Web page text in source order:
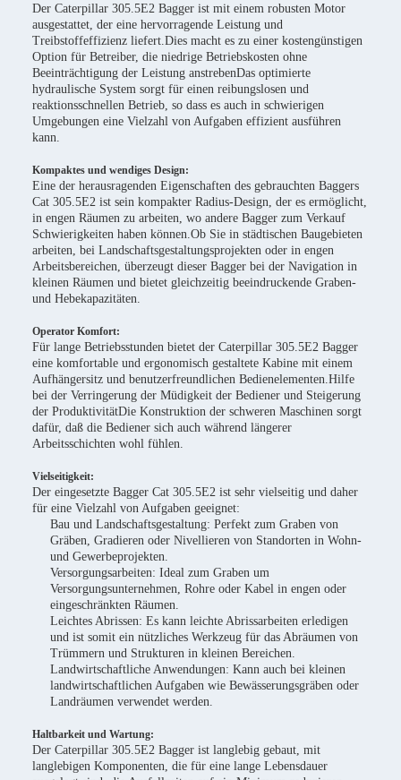
Der Caterpillar 305.5E2 Bagger ist mit einem robusten Motor
ausgestattet, der eine hervorragende Leistung und
Treibstoffeffizienz liefert.Dies macht es zu einer kostengünstigen
Option für Betreiber, die niedrige Betriebskosten ohne
Beeinträchtigung der Leistung anstrebenDas optimierte
hydraulische System sorgt für einen reibungslosen und
reaktionsschnellen Betrieb, so dass es auch in schwierigen
Umgebungen eine Vielzahl von Aufgaben effizient ausführen
kann.
Kompaktes und wendiges Design:
Eine der herausragenden Eigenschaften des gebrauchten Baggers
Cat 305.5E2 ist sein kompakter Radius-Design, der es ermöglicht,
in engen Räumen zu arbeiten, wo andere Bagger zum Verkauf
Schwierigkeiten haben können.Ob Sie in städtischen Baugebieten
arbeiten, bei Landschaftsgestaltungsprojekten oder in engen
Arbeitsbereichen, überzeugt dieser Bagger bei der Navigation in
kleinen Räumen und bietet gleichzeitig beeindruckende Graben-
und Hebekapazitäten.
Operator Komfort:
Für lange Betriebsstunden bietet der Caterpillar 305.5E2 Bagger
eine komfortable und ergonomisch gestaltete Kabine mit einem
Aufhängersitz und benutzerfreundlichen Bedienelementen.Hilfe
bei der Verringerung der Müdigkeit der Bediener und Steigerung
der ProduktivitätDie Konstruktion der schweren Maschinen sorgt
dafür, daß die Bediener sich auch während längerer
Arbeitsschichten wohl fühlen.
Vielseitigkeit:
Der eingesetzte Bagger Cat 305.5E2 ist sehr vielseitig und daher
für eine Vielzahl von Aufgaben geeignet:
Bau und Landschaftsgestaltung: Perfekt zum Graben von
Gräben, Gradieren oder Nivellieren von Standorten in Wohn-
und Gewerbeprojekten.
Versorgungsarbeiten: Ideal zum Graben um
Versorgungsunternehmen, Rohre oder Kabel in engen oder
eingeschränkten Räumen.
Leichtes Abrissen: Es kann leichte Abrissarbeiten erledigen
und ist somit ein nützliches Werkzeug für das Abräumen von
Trümmern und Strukturen in kleinen Bereichen.
Landwirtschaftliche Anwendungen: Kann auch bei kleinen
landwirtschaftlichen Aufgaben wie Bewässerungsgräben oder
Landräumen verwendet werden.
Haltbarkeit und Wartung:
Der Caterpillar 305.5E2 Bagger ist langlebig gebaut, mit
langlebigen Komponenten, die für eine lange Lebensdauer